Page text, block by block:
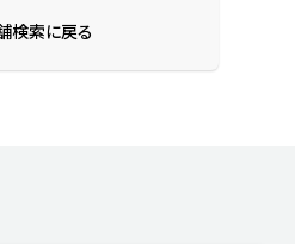
検索に戻る